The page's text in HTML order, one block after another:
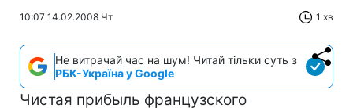
10:07 14.02.2008 Чт 1 хв
Не витрачай час на шум! Читай тільки суть з
РБК-Україна у Google
Чистая прибыль французского